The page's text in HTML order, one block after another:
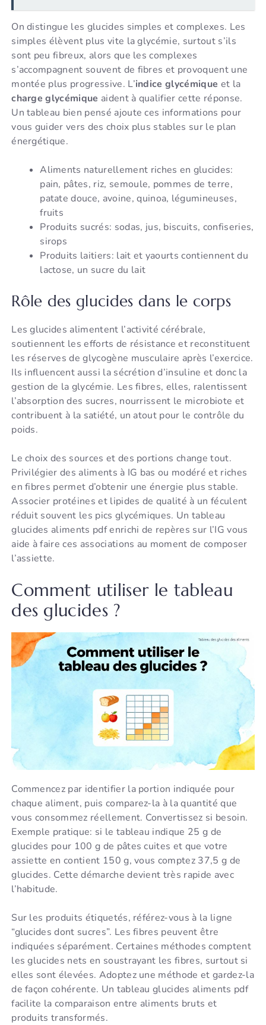
On distingue les glucides simples et complexes. Les
simples élèvent plus vite la glycémie, surtout s’ils
sont peu fibreux, alors que les complexes
s’accompagnent souvent de fibres et provoquent une
montée plus progressive. L’indice glycémique et la
charge glycémique aident à qualifier cette réponse.
Un tableau bien pensé ajoute ces informations pour
vous guider vers des choix plus stables sur le plan
énergétique.
Aliments naturellement riches en glucides:
pain, pâtes, riz, semoule, pommes de terre,
patate douce, avoine, quinoa, légumineuses,
fruits
Produits sucrés: sodas, jus, biscuits, confiseries,
sirops
Produits laitiers: lait et yaourts contiennent du
lactose, un sucre du lait
Rôle des glucides dans le corps
Les glucides alimentent l’activité cérébrale,
soutiennent les efforts de résistance et reconstituent
les réserves de glycogène musculaire après l’exercice.
Ils influencent aussi la sécrétion d’insuline et donc la
gestion de la glycémie. Les fibres, elles, ralentissent
l’absorption des sucres, nourrissent le microbiote et
contribuent à la satiété, un atout pour le contrôle du
poids.
Le choix des sources et des portions change tout.
Privilégier des aliments à IG bas ou modéré et riches
en fibres permet d’obtenir une énergie plus stable.
Associer protéines et lipides de qualité à un féculent
réduit souvent les pics glycémiques. Un tableau
glucides aliments pdf enrichi de repères sur l’IG vous
aide à faire ces associations au moment de composer
l’assiette.
Comment utiliser le tableau
des glucides ?
Commencez par identifier la portion indiquée pour
chaque aliment, puis comparez-la à la quantité que
vous consommez réellement. Convertissez si besoin.
Exemple pratique: si le tableau indique 25 g de
glucides pour 100 g de pâtes cuites et que votre
assiette en contient 150 g, vous comptez 37,5 g de
glucides. Cette démarche devient très rapide avec
l’habitude.
Sur les produits étiquetés, référez-vous à la ligne
“glucides dont sucres”. Les fibres peuvent être
indiquées séparément. Certaines méthodes comptent
les glucides nets en soustrayant les fibres, surtout si
elles sont élevées. Adoptez une méthode et gardez-la
de façon cohérente. Un tableau glucides aliments pdf
facilite la comparaison entre aliments bruts et
produits transformés.